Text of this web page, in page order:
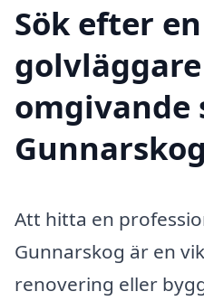
Sök efter
Gunnarskog
Att hitta en
Gunnarskog är en
renovering eller